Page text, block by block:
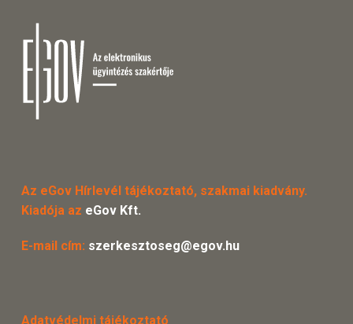
Az eGov Hírlevél tájékoztató, szakmai kiadvány.
Kiadója az eGov Kft.
E-mail cím: szerkesztoseg@egov.hu
Adatvédelmi tájékoztató